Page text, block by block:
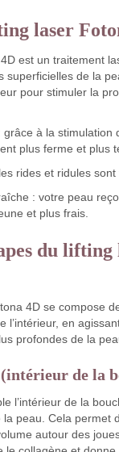
laser
est un traitement
superficielles de la
pour stimuler la
à la stimulation
plus ferme et plus
rides et ridules sont
: votre peau
et plus frais.
du lifting
4D se compose
l’intérieur, en
profondes de la
de la
l’intérieur de la
peau. Cela permet
autour des